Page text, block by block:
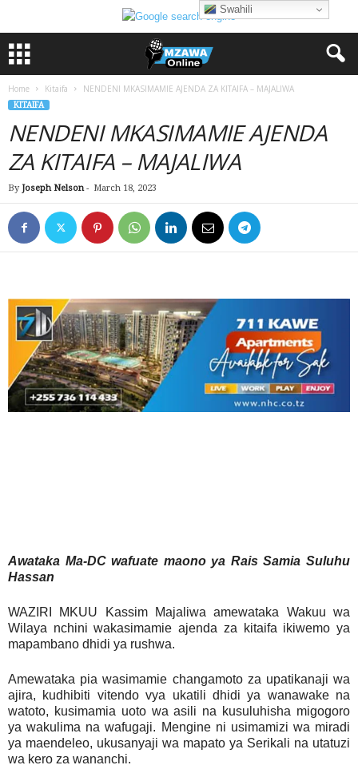
Home Kitaifa NENDENI MKASIMAMIE AJENDA ZA KITAIFA – MAJALIWA
KITAIFA
NENDENI MKASIMAMIE AJENDA
ZA KITAIFA – MAJALIWA
By Joseph Nelson- March 18, 2023
Awataka Ma-DC wafuate maono ya Rais Samia Suluhu
Hassan
WAZIRI MKUU Kassim Majaliwa amewataka Wakuu wa
Wilaya nchini wakasimamie ajenda za kitaifa ikiwemo ya
mapambano dhidi ya rushwa.
Amewataka pia wasimamie changamoto za upatikanaji wa
ajira, kudhibiti vitendo vya ukatili dhidi ya wanawake na
watoto, kusimamia uoto wa asili na kusuluhisha migogoro
ya wakulima na wafugaji. Mengine ni usimamizi wa miradi
ya maendeleo, ukusanyaji wa mapato ya Serikali na utatuzi
wa kero za wananchi.
Swahili